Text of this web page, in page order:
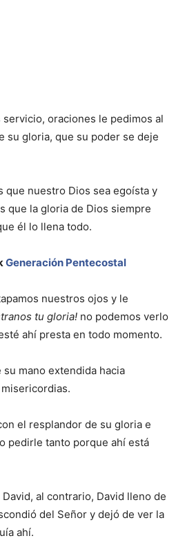
oraciones le pedimos al
su gloria, que su poder se deje
que nuestro Dios sea egoísta y
que la gloria de Dios siempre
él lo llena todo.
Generación Pentecostal
nuestros ojos y le
tu gloria! no podemos verlo
ahí presta en todo momento.
mano extendida hacia
el resplandor de su gloria e
pedirle tanto porque ahí está
al contrario, David lleno de
del Señor y dejó de ver la
ahí.